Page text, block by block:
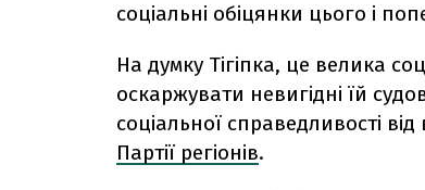
соціальні обіцянки цього і
На думку Тігіпка, це велика
оскаржувати невигідні їй
соціальної справедливості
Партії регіонів.